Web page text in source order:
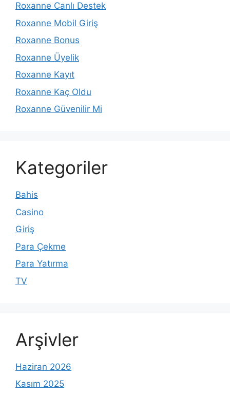
Roxanne Canlı Destek
Roxanne Mobil Giriş
Roxanne Bonus
Roxanne Üyelik
Roxanne Kayıt
Roxanne Kaç Oldu
Roxanne Güvenilir Mi
Kategoriler
Bahis
Casino
Giriş
Para Çekme
Para Yatırma
TV
Arşivler
Haziran 2026
Kasım 2025